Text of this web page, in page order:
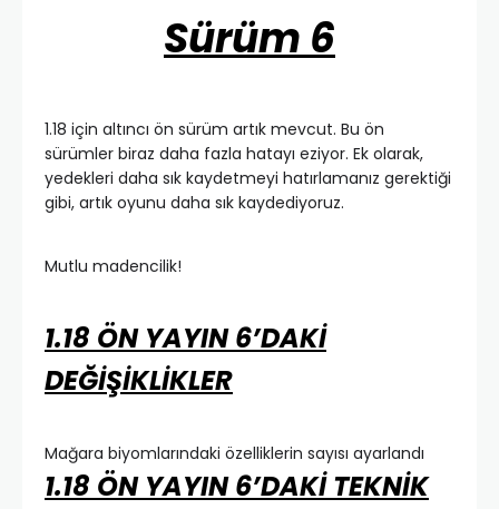
Sürüm 6
1.18 için altıncı ön sürüm artık mevcut. Bu ön
sürümler biraz daha fazla hatayı eziyor. Ek olarak,
yedekleri daha sık kaydetmeyi hatırlamanız gerektiği
gibi, artık oyunu daha sık kaydediyoruz.
Mutlu madencilik!
1.18 ÖN YAYIN 6’DAKİ
DEĞİŞİKLİKLER
Mağara biyomlarındaki özelliklerin sayısı ayarlandı
1.18 ÖN YAYIN 6’DAKİ TEKNİK